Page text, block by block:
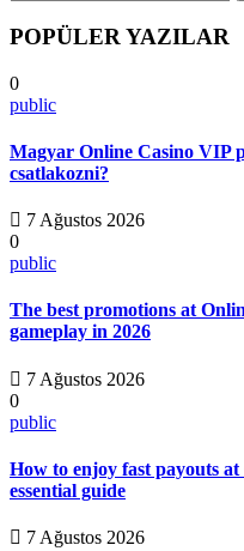
POPÜLER YAZILAR
0
public
Magyar Online Casino VIP
csatlakozni?
7 Ağustos 2026
0
public
The best promotions at
gameplay in 2026
7 Ağustos 2026
0
public
How to enjoy fast payouts
essential guide
7 Ağustos 2026